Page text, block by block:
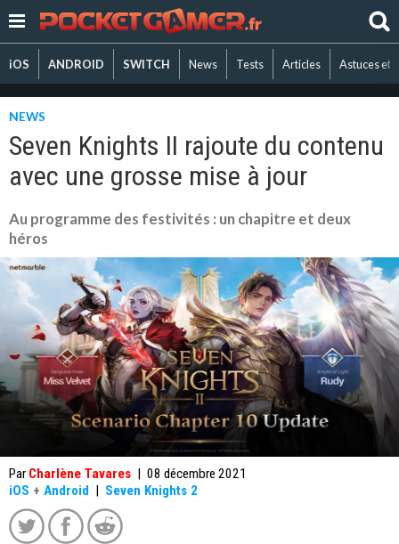
iOS ANDROID SWITCH News Tests Articles Astuces et
NEWS
Seven Knights II rajoute du contenu
avec une grosse mise à jour
Au programme des festivités : un chapitre et deux
héros
Par Charlène Tavares | 08 décembre 2021
iOS + Android | Seven Knights 2